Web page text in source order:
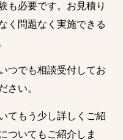
も必要です。お見積り
く問題なく実施できる
つでも相談受付してお
さい。
てもう少し詳しくご紹
ついてもご紹介しま